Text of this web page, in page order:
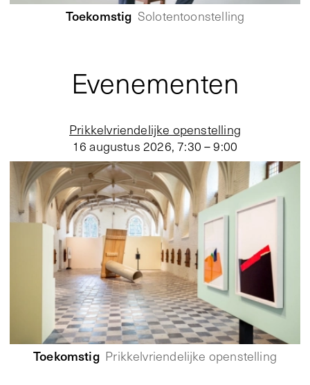
Toekomstig Solotentoonstelling
Evenementen
Prikkelvriendelijke openstelling
16 augustus 2026,7:30 – 9:00
Toekomstig Prikkelvriendelijke openstelling